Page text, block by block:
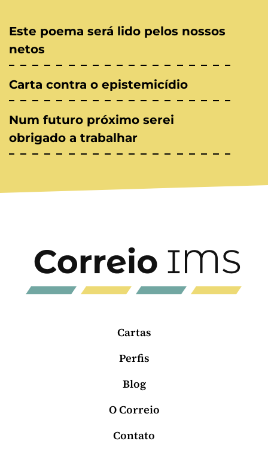
Este poema será lido pelos nossos
netos
Carta contra o epistemicídio
Num futuro próximo serei
obrigado a trabalhar
Cartas
Perfis
Blog
O Correio
Contato